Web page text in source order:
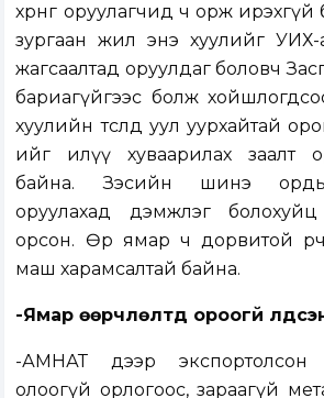
хөрөнгө оруулагчид ч орж
зургаан жил энэ хуулийг УИХ-
жагсаалтад оруулдаг боловч
бариагүйгээс болж
хуулийн төсөлд уул уурхайтай
ийг илүү хуваарилах заалт
байна. Зэсийн шинэ
оруулахад дэмжлэг
орсон. Өөр ямар ч дорвитой
маш харамсалтай байна.
-Ямар өөрчлөлтүүд ороогүй
-АМНАТ дээр экспортолсон
олоогүй орлогоос, зараагүй